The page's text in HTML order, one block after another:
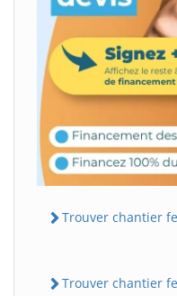
Trouver chantier
Trouver chantier